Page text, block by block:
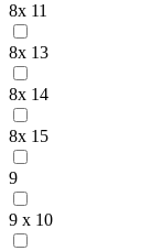
8x 11
8x 13
8x 14
8x 15
9
9 x 10